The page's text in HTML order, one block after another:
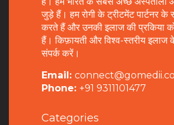
जुड़े हैं। हम रोगी के ट्रीटमेंट पार्टनर के
करते हैं और उनकी इलाज की प्रकिया
हैं। किफ़ायती और विश्व-स्तरीय इलाज
संपर्क करें।
Email:
Phone: +91 9311101477
Categories